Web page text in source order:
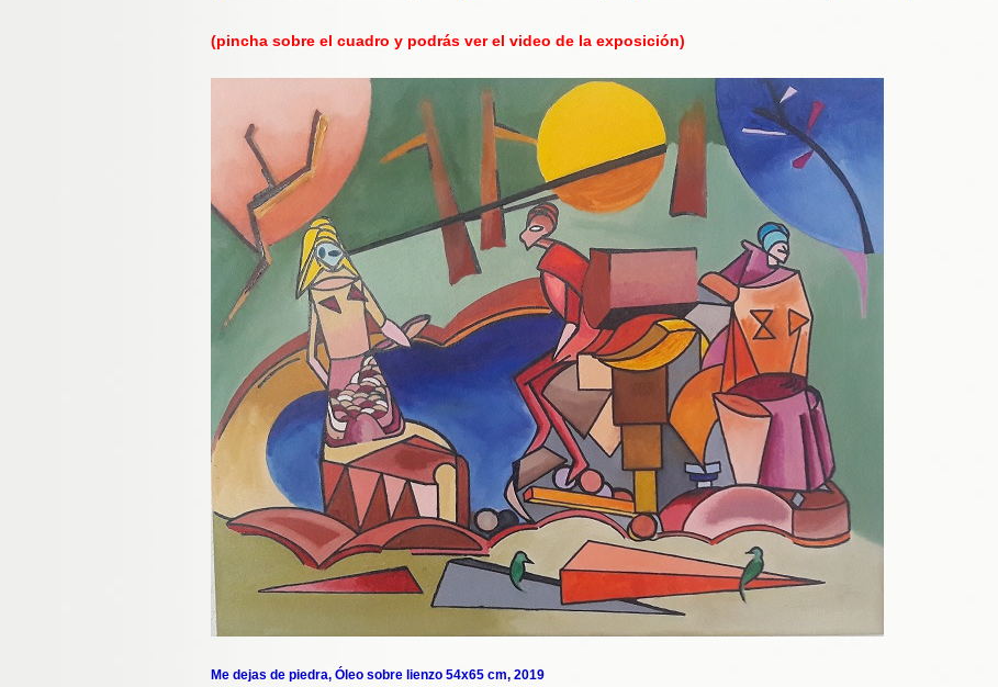
(pincha sobre el cuadro y podrás ver el video de la exposición)
Me dejas de piedra, Óleo sobre lienzo 54x65 cm, 2019